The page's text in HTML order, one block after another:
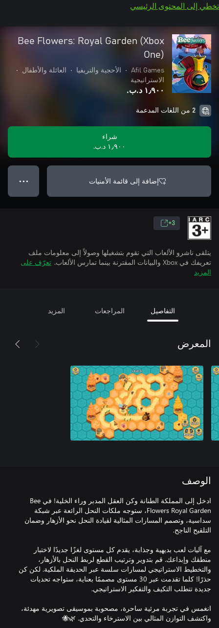
تخطي إلى المحتوى الرئيسي
Bee Flowers: Royal Garden (Xbox
One)
Afil Games
• الأحجية والتريفيا • العائلة والأطفال
•
الاستراتيجية
١٫٩٠٠ د.ب.‏
2 من اللغات المدعمة
شراء
١٫٩٠٠ د.ب.‏
إضافة إلى قائمة الأمنيات ● ● ●
3+
يتلقى ناشرو الألعاب التي تقوم بتشغيلها وصولاً إلى معلومات ملف
تعريفك في Xbox والبيانات المقترنة بينما تمارس الألعاب.
تعرّف على
المزيد
التفاصيل المراجعات المزيد
المعرض
الوصف
ادخل إلى المملكة الطنانة وكن العقل المدبر وراء الخلية! في Bee
Flowers Royal Garden، ستوجه ملكات النحل الرائعة عبر شبكة
سداسية، وتصمم المسارات المثالية لقيادة النحل نحو الأزهار وضمان
مع آليات لعب بديهية وجذابة، يقدم كل مستوى لغزًا جديدًا لاختبار
منطقك وإبداعك. قم بتدوير وترتيب القطع لربط النحل بالأزهار،
والتخطيط الاستراتيجي لمسارات سلسة عبر الحديقة الملكية. لكن كن
حذرًا! كلما تقدمت عبر 30 مستوى مصممًا بعناية، ستواجه تحديات
انغمس في تجربة مرئية ساحرة، مصحوبة بموسيقى تصويرية مهدئة،
واكتشف التوازن المثالي بين الاسترخاء والتحدي. 🌿🐝